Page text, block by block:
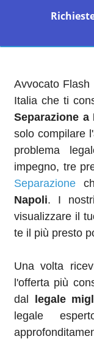
Avvocato
Italia che ti
Separazione a
solo compilare
problema
impegno, tre
Separazione
Napoli. I
visualizzare il
te il più presto
Una volta
l'offerta più
dal
legale
legale